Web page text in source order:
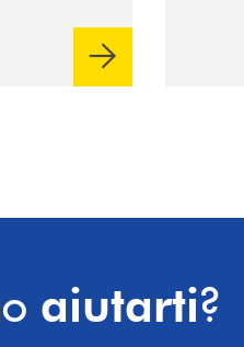
e sulla
l’offerta
aiutarti?